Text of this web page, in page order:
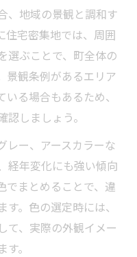
、地域の景観と調和す
住宅密集地では、周囲
選ぶことで、町全体の
景観条例があるエリア
る場合もあるため、
しましょう。
レー、アースカラーな
経年変化にも強い傾向
でまとめることで、違
。色の選定時には、
て、実際の外観イメー
。